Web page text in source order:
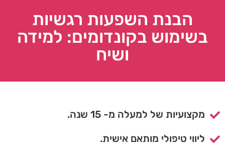
הבנת השפעות רגשיות
בשימוש בקונדומים: למידה
ושיח
מקצועיות של למעלה מ- 15 שנה.
ליווי טיפולי מותאם אישית.